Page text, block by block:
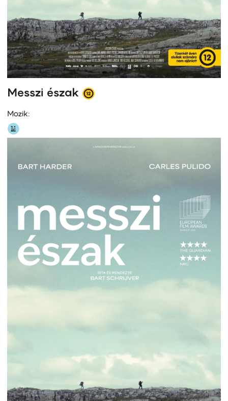
Messzi észak
Mozik: